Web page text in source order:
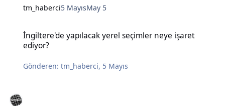
tm_haberci5 MayısMay 5
İngiltere'de yapılacak yerel seçimler neye işaret
ediyor?
Gönderen:tm_haberci, 5 Mayıs